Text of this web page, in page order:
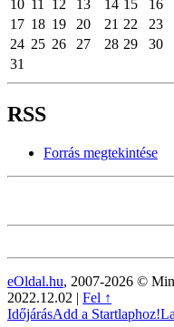
10 11 12 13 14 15
16
17 18 19 20 21 22
23
24 25 26 27 28 29
30
31
RSS
Forrás megtekintése
eOldal.hu, 2007-2026 ©
2022.12.02 | Fel ↑
IdőjárásAdd a Startlaphoz!